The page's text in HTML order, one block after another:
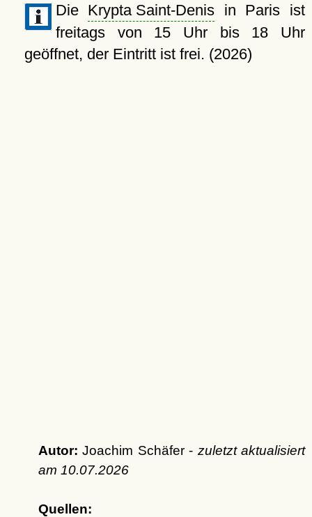
Die Krypta Saint-Denis in Paris ist
freitags von 15 Uhr bis 18 Uhr
geöffnet, der Eintritt ist frei. (2026)
Autor: Joachim Schäfer - zuletzt aktualisiert
am 10.07.2026
Quellen: